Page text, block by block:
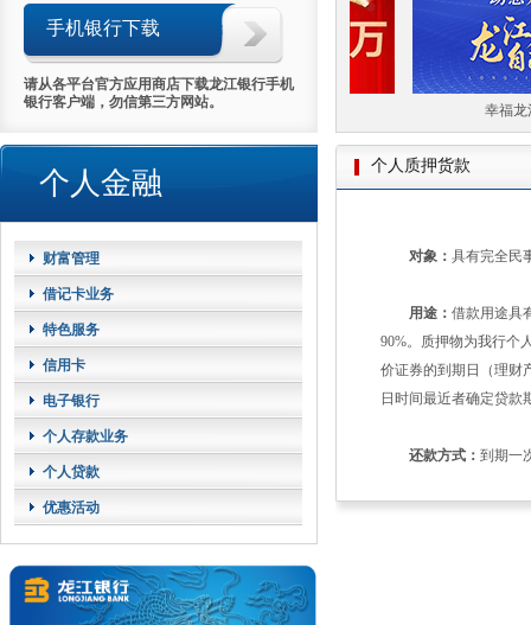
手机银行下载
请从各平台官方应用商店下载龙江银行手机
银行客户端，勿信第三方网站。
个人金融
财富管理
借记卡业务
特色服务
信用卡
电子银行
个人存款业务
个人贷款
优惠活动
喜报首日热销5000万 幸福龙
个人质押货款
对象： 具有完全民
用途： 借款用途具
90%。质押物为我行个
价证券的到期日（理财
日时间最近者确定贷款
还款方式： 到期一